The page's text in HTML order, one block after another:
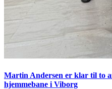
Martin Andersen er klar til to
hjemmebane i Viborg